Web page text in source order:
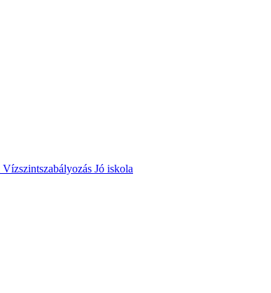
Vízszintszabályozás Jó iskola